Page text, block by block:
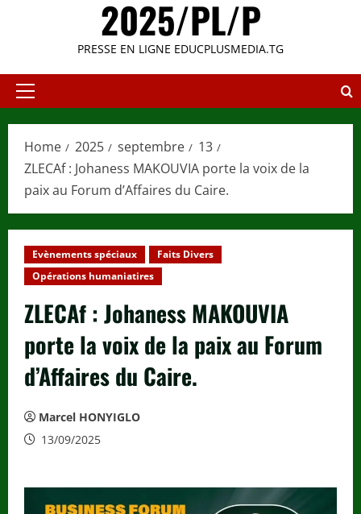
2025/PL/P
PRESSE EN LIGNE EDUCPLUSMEDIA.TG
Primary
Home 2025 septembre
13
ZLECAf : Johaness MAKOUVIA porte la voix de la
paix au Forum d’Affaires du Caire.
Evènements spéciaux
Faits Divers
Opérations humaniatires
ZLECAf : Johaness MAKOUVIA
porte la voix de la paix au Forum
d’Affaires du Caire.
Marcel HONYIGLO
13/09/2025